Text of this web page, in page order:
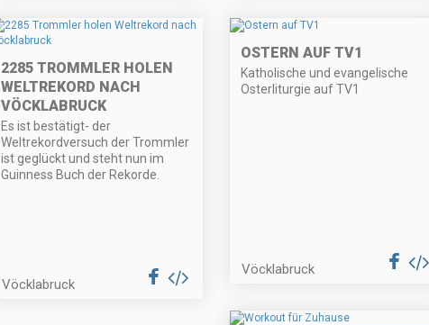
2285 TROMMLER HOLEN
WELTREKORD NACH
VÖCKLABRUCK
Es ist bestätigt- der
Weltrekordversuch der Trommler
ist geglückt und steht nun im
Guinness Buch der Rekorde.
Vöcklabruck
OSTERN AUF TV1
Katholische und evangelische
Osterliturgie auf TV1
Vöcklabruck